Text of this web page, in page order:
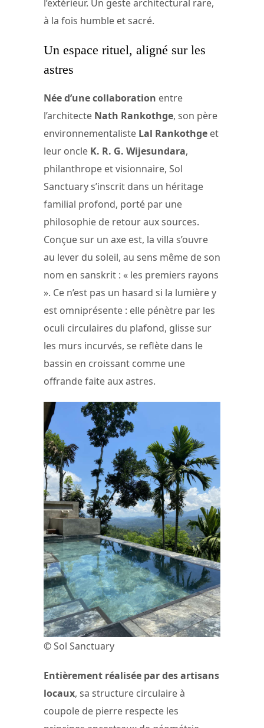
l’extérieur. Un geste architectural rare,
à la fois humble et sacré.
Un espace rituel, aligné sur les
astres
Née d’une collaboration entre
l’architecte Nath Rankothge, son père
environnementaliste Lal Rankothge et
leur oncle K. R. G. Wijesundara,
philanthrope et visionnaire, Sol
Sanctuary s’inscrit dans un héritage
familial profond, porté par une
philosophie de retour aux sources.
Conçue sur un axe est, la villa s’ouvre
au lever du soleil, au sens même de son
nom en sanskrit : « les premiers rayons
». Ce n’est pas un hasard si la lumière y
est omniprésente : elle pénètre par les
oculi circulaires du plafond, glisse sur
les murs incurvés, se reflète dans le
bassin en croissant comme une
offrande faite aux astres.
© Sol Sanctuary
Entièrement réalisée par des artisans
locaux, sa structure circulaire à
coupole de pierre respecte les